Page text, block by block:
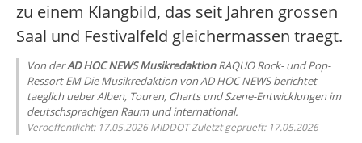
zu einem Klangbild, das seit Jahren grossen
Saal und Festivalfeld gleichermassen traegt.
Von derAD HOC NEWS MusikredaktionRAQUO Rock- und Pop-
Ressort EM Die Musikredaktion von AD HOC NEWS berichtet
taeglich ueber Alben, Touren, Charts und Szene-Entwicklungen im
deutschsprachigen Raum und international.
Veroeffentlicht: 17.05.2026 MIDDOT Zuletzt geprueft: 17.05.2026